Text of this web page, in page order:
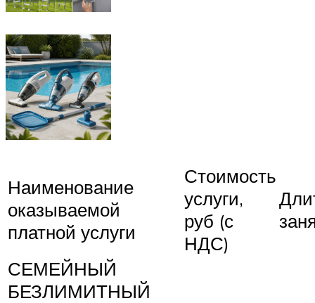
Наименование
оказываемой
платной услуги
Стоимость
услуги,
руб (с
НДС)
СЕМЕЙНЫЙ
БЕЗЛИМИТНЫЙ